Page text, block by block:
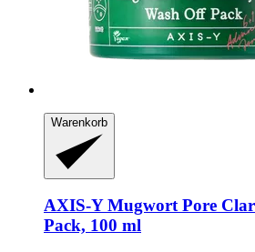
Warenkorb
AXIS-YMugwort Pore
Pack, 100 ml